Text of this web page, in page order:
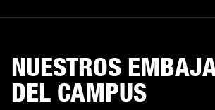
NUESTROS
DEL CAMPUS